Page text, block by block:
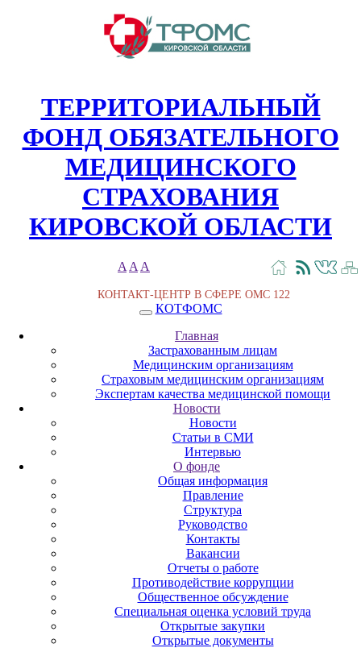
ТЕРРИТОРИАЛЬНЫЙ
ФОНД ОБЯЗАТЕЛЬНОГО
МЕДИЦИНСКОГО
СТРАХОВАНИЯ
КИРОВСКОЙ ОБЛАСТИ
A A A
КОНТАКТ-ЦЕНТР В СФЕРЕ ОМС 122
КОТФОМС
Главная
Застрахованным лицам
Медицинским организациям
Страховым медицинским организациям
Экспертам качества медицинской помощи
Новости
Новости
Статьи в СМИ
Интервью
О фонде
Общая информация
Правление
Структура
Руководство
Контакты
Вакансии
Отчеты о работе
Противодействие коррупции
Общественное обсуждение
Специальная оценка условий труда
Открытые закупки
Открытые документы